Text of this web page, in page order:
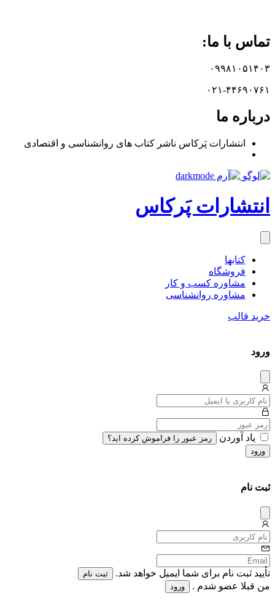
تماس با ما:
۰۹۹۸۱۰۵۱۴۰۳
۰۲۱-۴۴۶۹۰۷۶۱
درباره ما
انتشارات پَرکاس ناشر کتاب های روانشناسی و اقتصادی
انتشارات پَرکاس
کتاب‎ها
فروشگاه
مشاوره کسب و کار
مشاوره روان‎شناسی
خرید قالب
ورود
میس
یاد آوردن
رمز عبور را فراموش کرده اید؟
ورود
ثبت نام
میس
تأیید ثبت نام برای شما ایمیل خواهد شد. ثبت نام
من قبلا عضو شدم . ورود